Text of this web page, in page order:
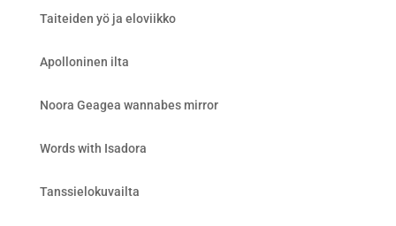
Taiteiden yö ja eloviikko
Apolloninen ilta
Noora Geagea wannabes mirror
Words with Isadora
Tanssielokuvailta